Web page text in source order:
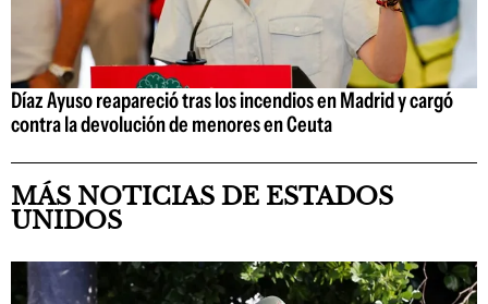
Díaz Ayuso reapareció tras los incendios en Madrid y cargó
contra la devolución de menores en Ceuta
MÁS NOTICIAS DE ESTADOS
UNIDOS